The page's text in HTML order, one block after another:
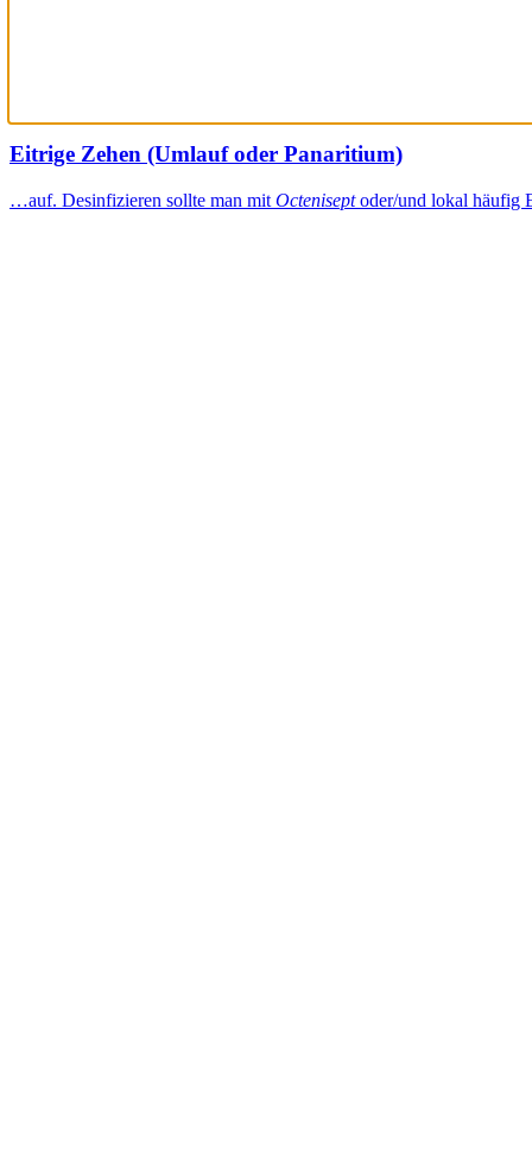
Eitrige Zehen (Umlauf oder Panaritium)
…auf. Desinfizieren sollte man mit Octeniseptoder/und lokal häufig